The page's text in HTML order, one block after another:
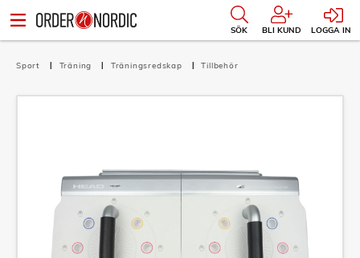
SÖK BLI KUND LOGGA IN
Sport Träning Träningsredskap Tillbehör